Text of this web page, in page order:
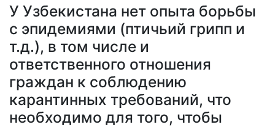
У Узбекистана нет опыта борьбы
с эпидемиями (птичьий грипп и
т.д.), в том числе и
ответственного отношения
граждан к соблюдению
карантинных требований, что
необходимо для того, чтобы